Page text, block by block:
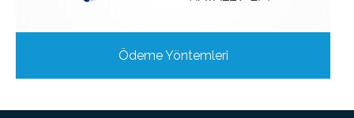
Ödeme Yöntemleri